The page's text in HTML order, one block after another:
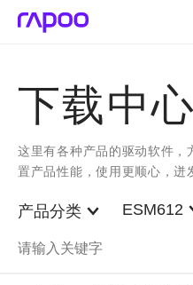
下载中心
这里有各种产品的驱动软件，
置产品性能，使用更顺心，迸
产品分类 ESM612